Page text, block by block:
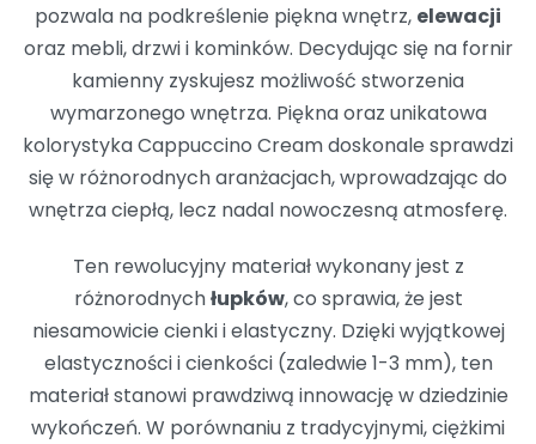
pozwala na podkreślenie piękna wnętrz, elewacji
oraz mebli, drzwi i kominków. Decydując się na fornir
kamienny zyskujesz możliwość stworzenia
wymarzonego wnętrza. Piękna oraz unikatowa
kolorystyka Cappuccino Cream doskonale sprawdzi
się w różnorodnych aranżacjach, wprowadzając do
wnętrza ciepłą, lecz nadal nowoczesną atmosferę.
Ten rewolucyjny materiał wykonany jest z
różnorodnychłupków, co sprawia, że jest
niesamowicie cienki i elastyczny. Dzięki wyjątkowej
elastyczności i cienkości (zaledwie 1-3 mm), ten
materiał stanowi prawdziwą innowację w dziedzinie
wykończeń. W porównaniu z tradycyjnymi, ciężkimi